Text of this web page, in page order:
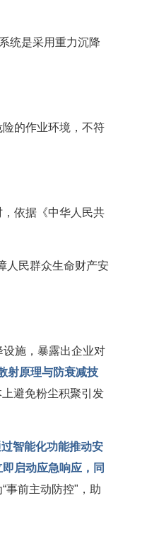
统是采用重力沉降
的作业环境，不符
，依据《中华人民共
人民群众生命财产安
施，暴露出企业对
射原理与防衰减技
避免粉尘积聚引发
智能化功能推动安
启动应急响应，同
事前主动防控"，助